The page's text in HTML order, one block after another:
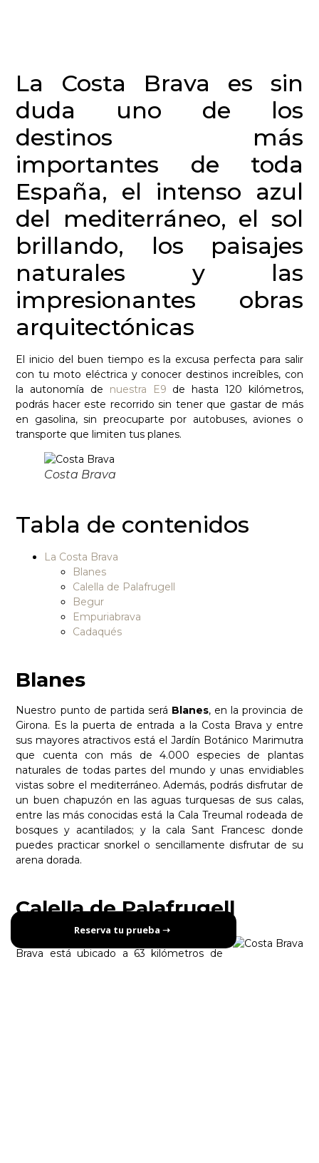
La Costa Brava es sin
duda uno de los
destinos más
importantes de toda
España, el intenso azul
del mediterráneo, el sol
brillando, los paisajes
naturales y las
impresionantes obras
arquitectónicas
El inicio del buen tiempo es la excusa perfecta para salir
con tu moto eléctrica y conocer destinos increíbles, con
la autonomía de nuestra E9 de hasta 120 kilómetros,
podrás hacer este recorrido sin tener que gastar de más
en gasolina, sin preocuparte por autobuses, aviones o
transporte que limiten tus planes.
Costa Brava
Tabla de contenidos
La Costa Brava
Blanes
Calella de Palafrugell
Begur
Empuriabrava
Cadaqués
Blanes
Nuestro punto de partida será Blanes, en la provincia de
Girona. Es la puerta de entrada a la Costa Brava y entre
sus mayores atractivos está el Jardín Botánico Marimutra
que cuenta con más de 4.000 especies de plantas
naturales de todas partes del mundo y unas envidiables
vistas sobre el mediterráneo. Además, podrás disfrutar de
un buen chapuzón en las aguas turquesas de sus calas,
entre las más conocidas está la Cala Treumal rodeada de
bosques y acantilados; y la cala Sant Francesc donde
puedes practicar snorkel o sencillamente disfrutar de su
arena dorada.
Calella de Palafrugell
El segundo destino de la ruta por la Costa
Brava está ubicado a 63 kilómetros de
Reserva tu prueba ➝